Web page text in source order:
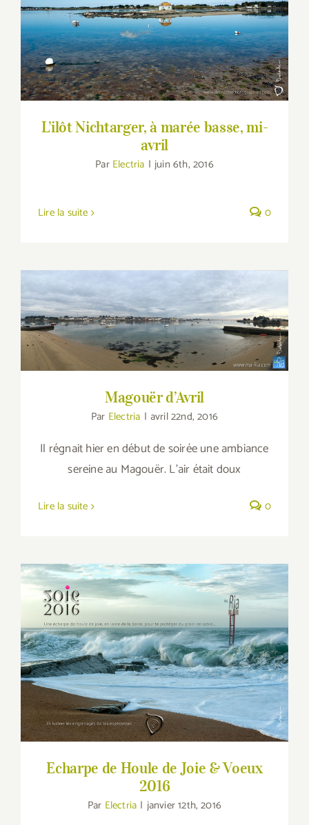
L’ilôt Nichtarger, à marée basse, mi-avril
L’ilôt Nichtarger, à marée basse, mi-
avril
Par Electria | juin 6th, 2016
Lire la suite 0
Magouër d’Avril
Magouër d’Avril
Par Electria | avril 22nd, 2016
Il régnait hier en début de soirée une ambiance
sereine au Magouër. L'air était doux
Lire la suite 0
Echarpe de Houle de Joie & Voeux 2016
Echarpe de Houle de Joie & Voeux
2016
Par Electria | janvier 12th, 2016